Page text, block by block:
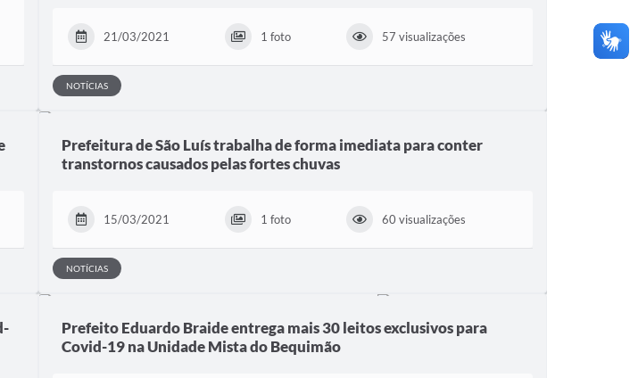
21/03/2021 1 foto 57 visualizações
NOTÍCIAS
Prefeitura de São Luís trabalha de forma imediata para conter
transtornos causados pelas fortes chuvas
15/03/2021 1 foto 60 visualizações
NOTÍCIAS
Prefeito Eduardo Braide entrega mais 30 leitos exclusivos para
Covid-19 na Unidade Mista do Bequimão